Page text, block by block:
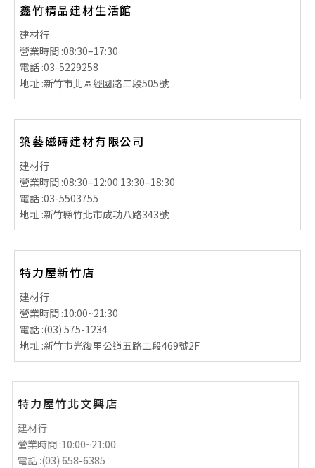
鑫竹精品建材生活館
建材行
營業時間 :08:30–17:30
電話 :03-5229258
地址 :新竹市北區經國路二段505號
築藝磁磚建材有限公司
建材行
營業時間 :08:30–12:00 13:30–18:30
電話 :03-5503755
地址 :新竹縣竹北市成功八路343號
特力屋新竹店
建材行
營業時間 :10:00~21:30
電話 :(03) 575-1234
地址 :新竹市光復里公道五路二段469號2F
特力屋竹北文興店
建材行
營業時間 :10:00~21:00
電話 :(03) 658-6385